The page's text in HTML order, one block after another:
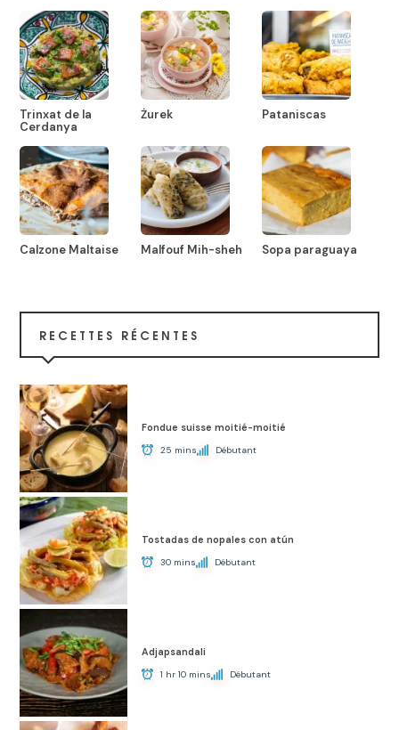
Trinxat de la
Cerdanya
Żurek Pataniscas
Calzone Maltaise Malfouf Mih-sheh Sopa paraguaya
RECETTES RÉCENTES
Fondue suisse moitié-moitié
25 mins Débutant
Tostadas de nopales con atún
30 mins Débutant
Adjapsandali
1 hr 10 mins Débutant